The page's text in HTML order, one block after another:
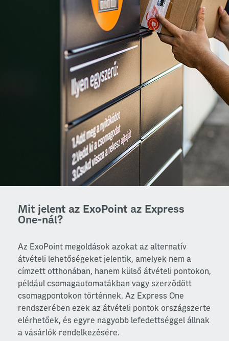
Mit jelent az ExoPoint az Express
One-nál?
Az ExoPoint megoldások azokat az alternatív
átvételi lehetőségeket jelentik, amelyek nem a
címzett otthonában, hanem külső átvételi pontokon,
például csomagautomatákban vagy szerződött
csomagpontokon történnek. Az Express One
rendszerében ezek az átvételi pontok országszerte
elérhetőek, és egyre nagyobb lefedettséggel állnak
a vásárlók rendelkezésére.